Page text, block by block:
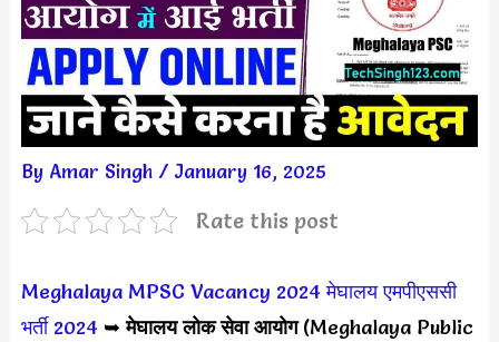
By Amar Singh / January 16, 2025
Rate this post
Meghalaya MPSC Vacancy 2024 मेघालय एमपीएससी
भर्ती 2024 ➥ मेघालय लोक सेवा आयोग(Meghalaya Public